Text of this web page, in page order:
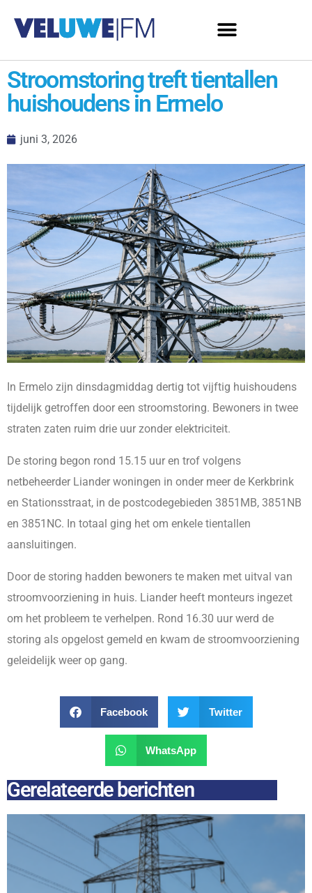
Stroomstoring treft tientallen
huishoudens in Ermelo
juni 3, 2026
In Ermelo zijn dinsdagmiddag dertig tot vijftig huishoudens
tijdelijk getroffen door een stroomstoring. Bewoners in twee
straten zaten ruim drie uur zonder elektriciteit.
De storing begon rond 15.15 uur en trof volgens
netbeheerder Liander woningen in onder meer de Kerkbrink
en Stationsstraat, in de postcodegebieden 3851MB, 3851NB
en 3851NC. In totaal ging het om enkele tientallen
aansluitingen.
Door de storing hadden bewoners te maken met uitval van
stroomvoorziening in huis. Liander heeft monteurs ingezet
om het probleem te verhelpen. Rond 16.30 uur werd de
storing als opgelost gemeld en kwam de stroomvoorziening
geleidelijk weer op gang.
Facebook Twitter
WhatsApp
Gerelateerde berichten